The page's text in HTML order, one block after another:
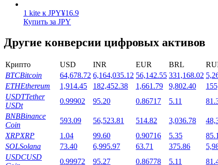
Стейкинг
Launchpool
Гибкая ставка для заработка популярных токенов
1 kite к JPY¥16.9
Купить за JPY
Другие конверсии цифровых активов
Крипто USD INR EUR BRL
BTCBitcoin 64,678.72 6,164,035.12 56,142.55 331,168.02
ETHEthereum 1,914.45 182,452.38 1,661.79 9,802.40
USDTTether
USDt
0.99902 95.20 0.86717 5.11
BNBBinance
Coin
593.09 56,523.81 514.82 3,036.78
XRPXRP 1.04 99.60 0.90716 5.35
SOLSolana 73.40 6,995.97 63.71 375.86
USDCUSD
0.99972 95.27 0.86778 5.11